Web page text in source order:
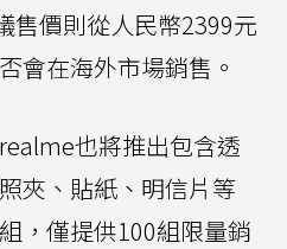
售價則從人民幣2399元
會在海外市場銷售。
也將推出包含透
夾、貼紙、明信片等
，僅提供100組限量銷